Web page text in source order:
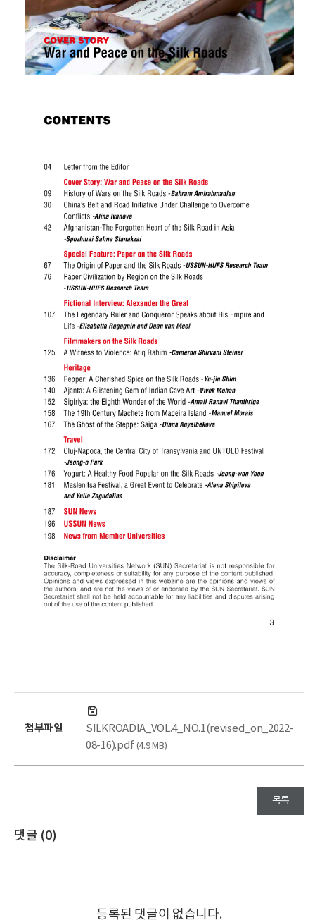
첨부파일
SILKROADIA_VOL.4_NO.1(revised_on_2022-
08-16).pdf (4.9 MB)
목록
댓글 (0)
등록된 댓글이 없습니다.